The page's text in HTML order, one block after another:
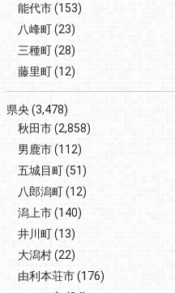
能代市(153)
八峰町(23)
三種町(28)
藤里町(12)
県央(3,478)
秋田市(2,858)
男鹿市(112)
五城目町(51)
八郎潟町(12)
潟上市(140)
井川町(13)
大潟村(22)
由利本荘市(176)